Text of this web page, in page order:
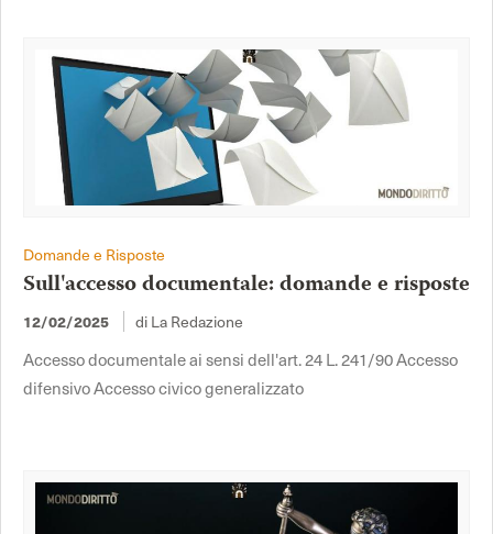
Domande e Risposte
Sull'accesso documentale: domande e risposte
12/02/2025 di La Redazione
Accesso documentale ai sensi dell'art. 24 L. 241/90 Accesso
difensivo Accesso civico generalizzato